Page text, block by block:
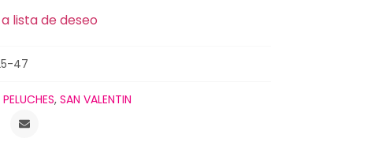
lista de deseo
47
PELUCHES,SAN VALENTIN